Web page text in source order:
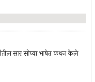
सार सोप्या भाषेत कथन केले